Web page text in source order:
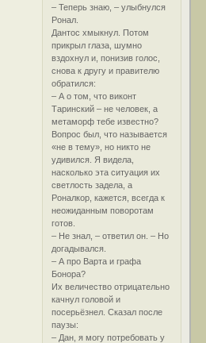
– Теперь знаю, – улыбнулся
Ронал.
Дантос хмыкнул. Потом
прикрыл глаза, шумно
вздохнул и, понизив голос,
снова к другу и правителю
обратился:
– А о том, что виконт
Таринский – не человек, а
метаморф тебе известно?
Вопрос был, что называется
«не в тему», но никто не
удивился. Я видела,
насколько эта ситуация их
светлость задела, а
Роналкор, кажется, всегда к
неожиданным поворотам
готов.
– Не знал, – ответил он. – Но
догадывался.
– А про Варта и графа
Бонора?
Их величество отрицательно
качнул головой и
посерьёзнел. Сказал после
паузы:
– Дан, я могу потребовать у